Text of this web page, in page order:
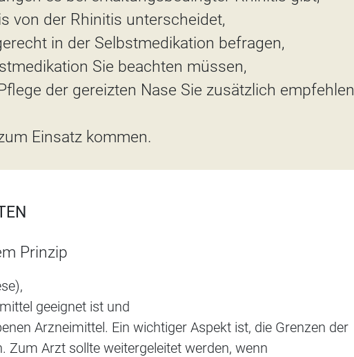
von der Rhinitis unterscheidet,
in der Selbstmedikation befragen,
Sie beachten müssen,
der gereizten Nase Sie zusätzlich empfehlen
Einsatz kommen.
Prinzip
geeignet ist und
Arzneimittel. Ein wichtiger Aspekt ist, die Grenzen der
Zum Arzt sollte weitergeleitet werden, wenn